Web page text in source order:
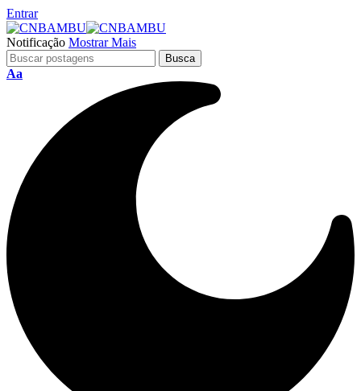
Entrar
Notificação Mostrar Mais
Aa